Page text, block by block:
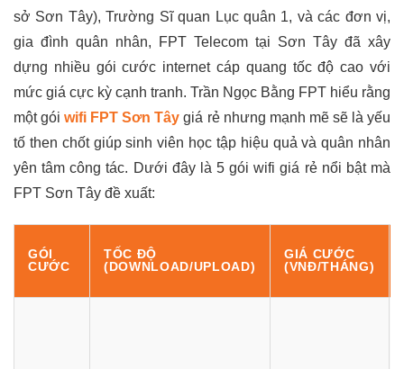
sở Sơn Tây), Trường Sĩ quan Lục quân 1, và các đơn vị,
gia đình quân nhân, FPT Telecom tại Sơn Tây đã xây
dựng nhiều gói cước internet cáp quang tốc độ cao với
mức giá cực kỳ cạnh tranh. Trần Ngọc Bằng FPT hiểu rằng
một góiwifi FPT Sơn Tây giá rẻ nhưng mạnh mẽ sẽ là yếu
tố then chốt giúp sinh viên học tập hiệu quả và quân nhân
yên tâm công tác. Dưới đây là 5 gói wifi giá rẻ nổi bật mà
FPT Sơn Tây đề xuất:
GÓI
CƯỚC
TỐC ĐỘ
(DOWNLOAD/UPLOAD)
GIÁ CƯỚC
(VNĐ/THÁNG)